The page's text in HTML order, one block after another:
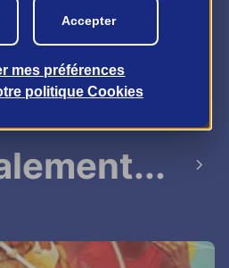
next_page
Accepter
mes préférences
politique Cookies